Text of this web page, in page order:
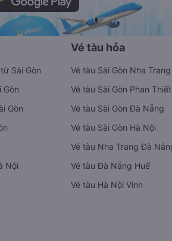
Sài Gòn
Gòn
Gòn
Nội
Vé tàu hỏa
Vé tàu Sài Gòn Nha Trang
Vé tàu Sài Gòn Phan Thiết
Vé tàu Sài Gòn Đà Nẵng
Vé tàu Sài Gòn Hà Nội
Vé tàu Nha Trang Đà
Vé tàu Đà Nẵng Huế
Vé tàu Hà Nội Vinh